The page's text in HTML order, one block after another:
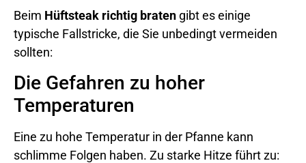
Beim Hüftsteak richtig braten gibt es einige
typische Fallstricke, die Sie unbedingt vermeiden
sollten:
Die Gefahren zu hoher
Temperaturen
Eine zu hohe Temperatur in der Pfanne kann
schlimme Folgen haben. Zu starke Hitze führt zu: